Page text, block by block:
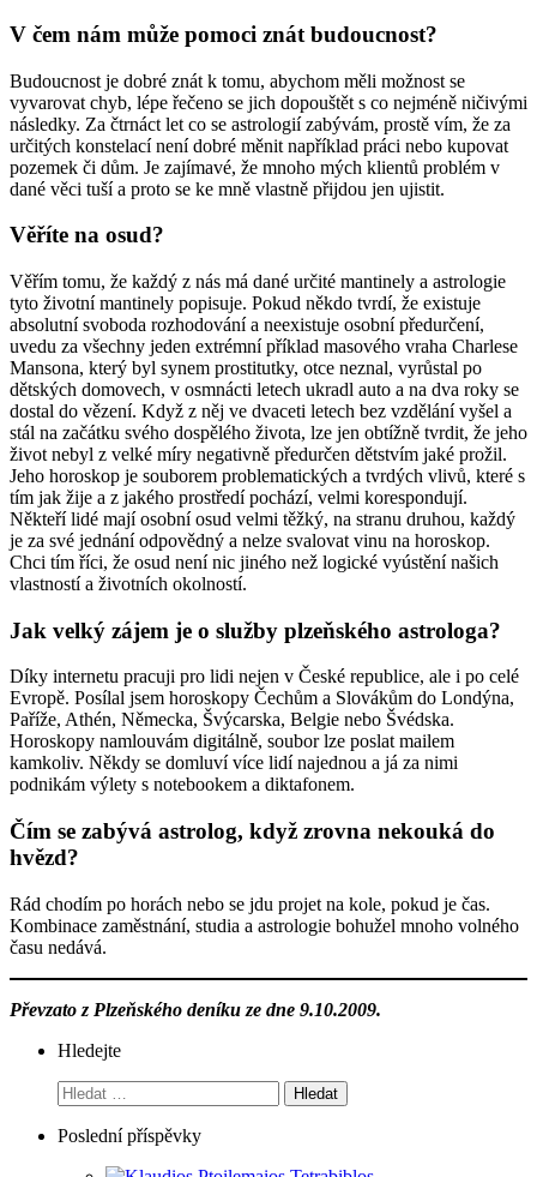
V čem nám může pomoci znát budoucnost?
Budoucnost je dobré znát k tomu, abychom měli možnost se
vyvarovat chyb, lépe řečeno se jich dopouštět s co nejméně ničivými
následky. Za čtrnáct let co se astrologií zabývám, prostě vím, že za
určitých konstelací není dobré měnit například práci nebo kupovat
pozemek či dům. Je zajímavé, že mnoho mých klientů problém v
dané věci tuší a proto se ke mně vlastně přijdou jen ujistit.
Věříte na osud?
Věřím tomu, že každý z nás má dané určité mantinely a astrologie
tyto životní mantinely popisuje. Pokud někdo tvrdí, že existuje
absolutní svoboda rozhodování a neexistuje osobní předurčení,
uvedu za všechny jeden extrémní příklad masového vraha Charlese
Mansona, který byl synem prostitutky, otce neznal, vyrůstal po
dětských domovech, v osmnácti letech ukradl auto a na dva roky se
dostal do vězení. Když z něj ve dvaceti letech bez vzdělání vyšel a
stál na začátku svého dospělého života, lze jen obtížně tvrdit, že jeho
život nebyl z velké míry negativně předurčen dětstvím jaké prožil.
Jeho horoskop je souborem problematických a tvrdých vlivů, které s
tím jak žije a z jakého prostředí pochází, velmi korespondují.
Někteří lidé mají osobní osud velmi těžký, na stranu druhou, každý
je za své jednání odpovědný a nelze svalovat vinu na horoskop.
Chci tím říci, že osud není nic jiného než logické vyústění našich
vlastností a životních okolností.
Jak velký zájem je o služby plzeňského astrologa?
Díky internetu pracuji pro lidi nejen v České republice, ale i po celé
Evropě. Posílal jsem horoskopy Čechům a Slovákům do Londýna,
Paříže, Athén, Německa, Švýcarska, Belgie nebo Švédska.
Horoskopy namlouvám digitálně, soubor lze poslat mailem
kamkoliv. Někdy se domluví více lidí najednou a já za nimi
podnikám výlety s notebookem a diktafonem.
Čím se zabývá astrolog, když zrovna nekouká do
hvězd?
Rád chodím po horách nebo se jdu projet na kole, pokud je čas.
Kombinace zaměstnání, studia a astrologie bohužel mnoho volného
času nedává.
Převzato z Plzeňského deníku ze dne 9.10.2009.
Hledejte
Vyhledávání
Poslední příspěvky